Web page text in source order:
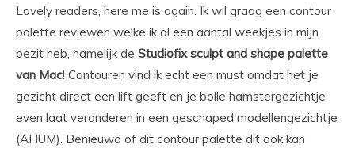
Lovely readers, here me is again. Ik wil graag een contour
palette reviewen welke ik al een aantal weekjes in mijn
bezit heb, namelijk de Studiofix sculpt and shape palette
van Mac! Contouren vind ik echt een must omdat het je
gezicht direct een lift geeft en je bolle hamstergezichtje
even laat veranderen in een geschaped modellengezichtje
(AHUM). Benieuwd of dit contour palette dit ook kan